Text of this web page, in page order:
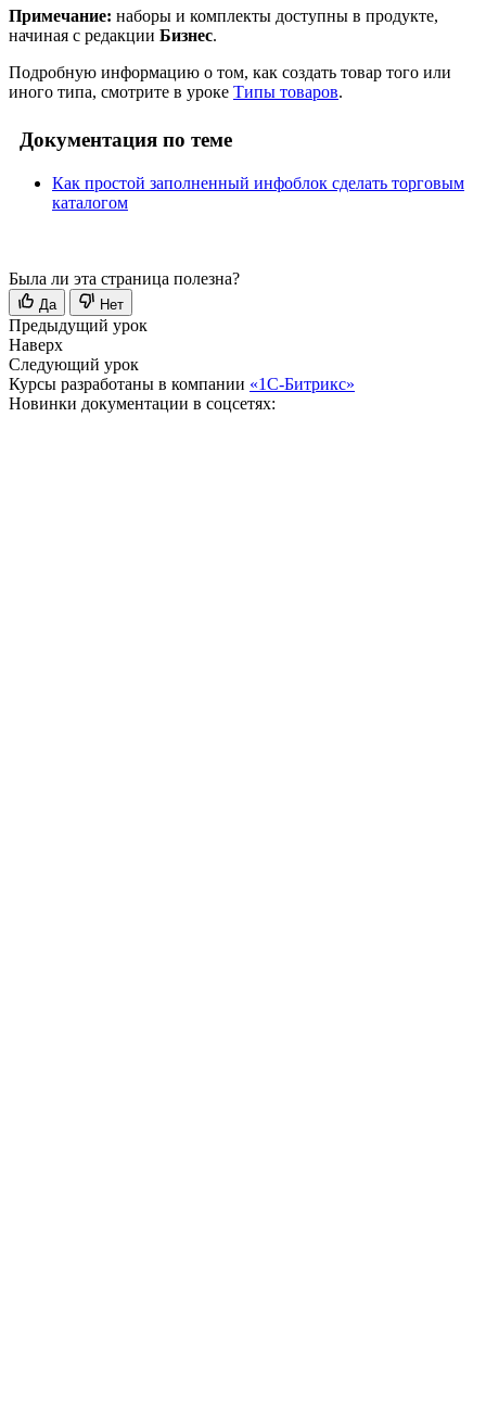
Примечание: наборы и комплекты доступны в продукте,
начиная с редакции Бизнес.
Подробную информацию о том, как создать товар того или
иного типа, смотрите в уроке Типы товаров.
Документация по теме
Как простой заполненный инфоблок сделать торговым
каталогом
Была ли эта страница полезна?
Да Нет
Предыдущий урок
Наверх
Следующий урок
Курсы разработаны в компании «1С-Битрикс»
Новинки документации в соцсетях: